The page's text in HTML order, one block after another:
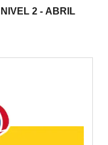
2 - ABRIL